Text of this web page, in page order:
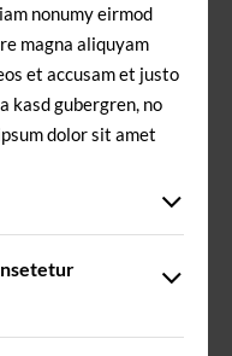
nonumy eirmod
magna aliquyam
et accusam et justo
kasd gubergren, no
dolor sit amet